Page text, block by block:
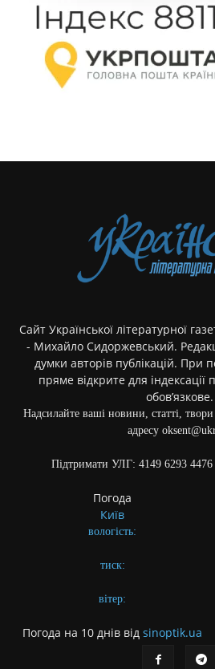
Сайт Української літературної
- Михайло Сидоржевський.
думки авторів публікацій. При
пряме відкрите для
обов’язкове.
Надсилайте ваші новини, статті,
адресу
Підтримати УЛГ: 4149 6293
Погода
Київ
вологість:
тиск:
вітер:
Погода на 10 днів від sinoptik.ua